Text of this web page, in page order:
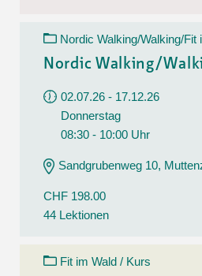
Nordic Walking/Walking/Fit
Nordic Walking/
02.07.26 - 17.12.26
Donnerstag
08:30 - 10:00 Uhr
Sandgrubenweg 10,
CHF 198.00
44 Lektionen
Fit im Wald / Kurs